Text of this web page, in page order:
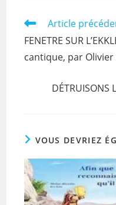
b
o
o
Read
articles
Article
FENETRE SUR
cantique, par Olivier
DÉTRUISONS
VOUS DEVRIEZ